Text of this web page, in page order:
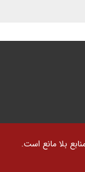
بلا مانع است.